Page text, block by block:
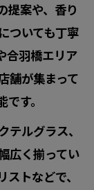
提案や、香り
ついても丁寧
合羽橋エリア
舗が集まって
す。
ルグラス、
広く揃ってい
トなどで、